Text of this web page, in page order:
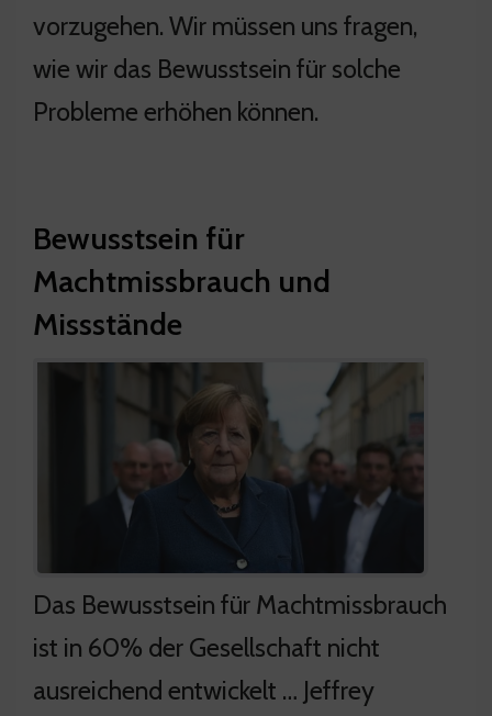
vorzugehen. Wir müssen uns fragen,
wie wir das Bewusstsein für solche
Probleme erhöhen können.
Bewusstsein für
Machtmissbrauch und
Missstände
Das Bewusstsein für Machtmissbrauch
ist in 60% der Gesellschaft nicht
ausreichend entwickelt … Jeffrey